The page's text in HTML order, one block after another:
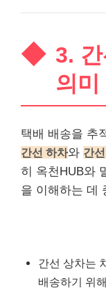
3.
의미
택배 배송을 추
간선 하차와 간
히 옥천HUB와
을 이해하는 데
간선 상차는
배송하기 위